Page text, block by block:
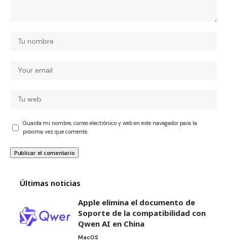
Guarda mi nombre, correo electrónico y web en este navegador para la
próxima vez que comente.
Últimas noticias
Apple elimina el documento de
Soporte de la compatibilidad con
Qwen AI en China
MacOS